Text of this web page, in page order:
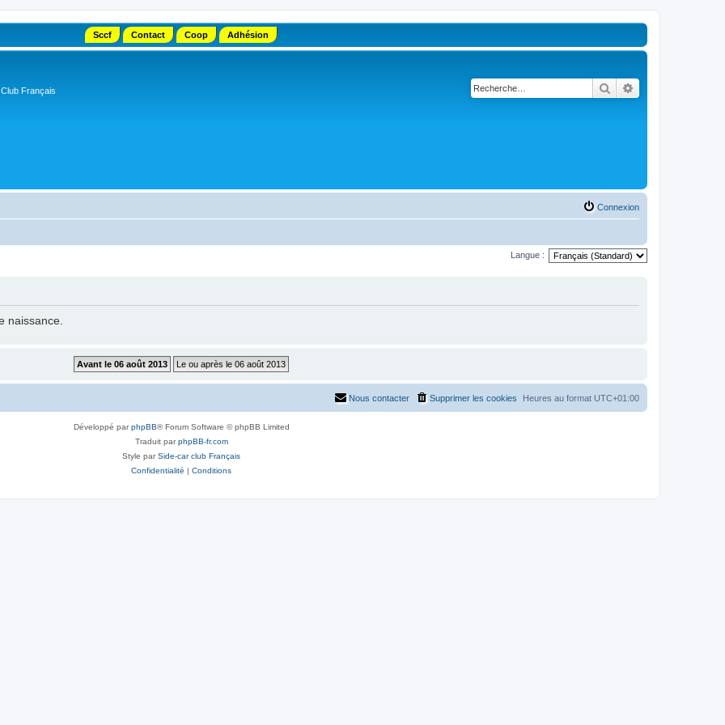
Sccf Contact Coop Adhésion
Français Rechercher
Connexion
Langue :
naissance.
Heures au format UTC+01:00
Supprimer les cookies
Nous contacter
Développé parphpBB® Forum Software © phpBB Limited
Traduit parphpBB-fr.com
Style parSide-car club Français
Confidentialité | Conditions